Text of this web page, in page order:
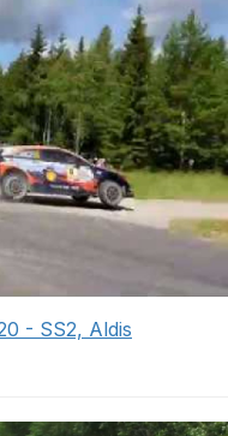
- SS2, Aldis